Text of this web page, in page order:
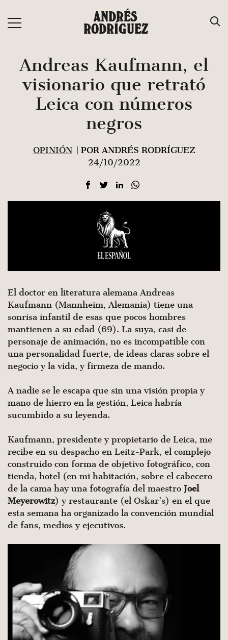
contenido
ANDRÉS
RODRÍGUEZ
Andreas Kaufmann, el
visionario que retrató
Leica con números
negros
OPINIÓN
| POR ANDRÉS RODRÍGUEZ
24/10/2022
El doctor en literatura alemana Andreas
Kaufmann (Mannheim, Alemania) tiene una
sonrisa infantil de esas que pocos hombres
mantienen a su edad (69). La suya, casi de
personaje de animación, no es incompatible con
una personalidad fuerte, de ideas claras sobre el
negocio y la vida, y firmeza de mando.
A nadie se le escapa que sin una visión propia y
mano de hierro en la gestión, Leica habría
sucumbido a su leyenda.
Kaufmann, presidente y propietario de Leica, me
recibe en su despacho en Leitz-Park, el complejo
construido con forma de objetivo fotográfico, con
tienda, hotel (en mi habitación, sobre el cabecero
de la cama hay una fotografía del maestro Joel
Meyerowitz) y restaurante (el Oskar’s) en el que
esta semana ha organizado la convención mundial
de fans, medios y ejecutivos.